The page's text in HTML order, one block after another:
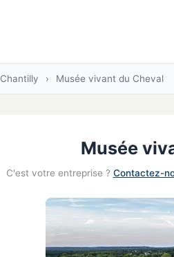
Chantilly › Musée vivant du Cheval
Musée
C'est votre entreprise ? Contactez-